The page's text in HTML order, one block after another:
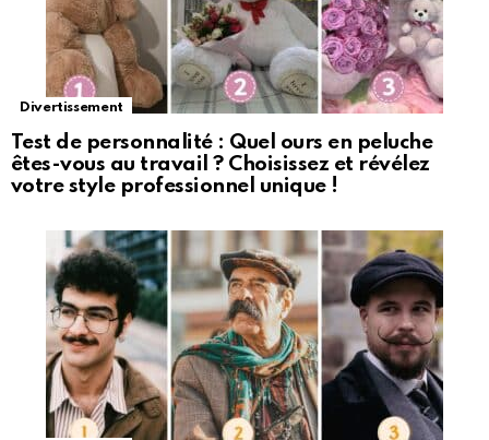
Divertissement
Test de personnalité : Quel ours en peluche
êtes-vous au travail ? Choisissez et révélez
votre style professionnel unique !